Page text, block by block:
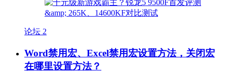
论坛 2
Word禁用宏、Excel禁用宏设置方法，关闭宏
在哪里设置方法？